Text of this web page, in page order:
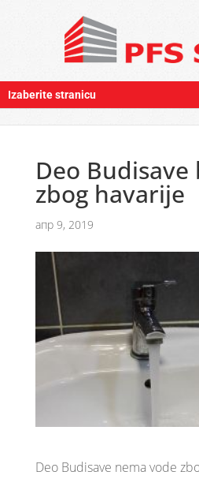
Izaberite stranicu
Deo Budisave
zbog havarije
апр 9, 2019
Deo Budisave nema vode